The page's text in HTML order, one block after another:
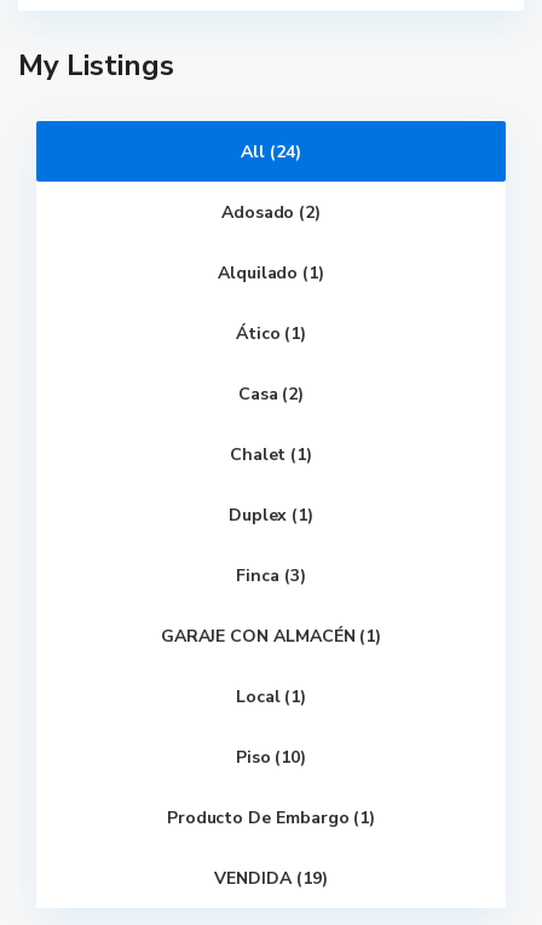
My Listings
All (24)
Adosado (2)
Alquilado (1)
Ático (1)
Casa (2)
Chalet (1)
Duplex (1)
Finca (3)
GARAJE CON ALMACÉN (1)
Local (1)
Piso (10)
Producto De Embargo (1)
VENDIDA (19)